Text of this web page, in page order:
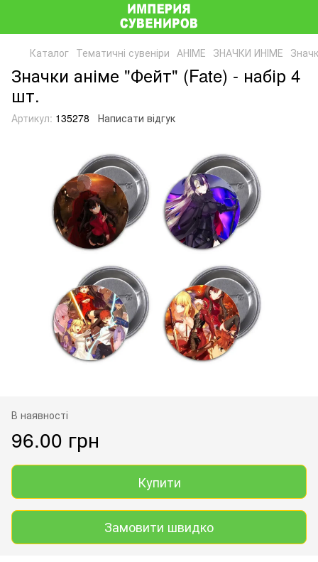
Каталог Тематичні сувеніри АНІМЕ ЗНАЧКИ ИНІМЕ
Значки аніме "Фейт" (Fate) - набір 4
шт.
Артикул: 135278 Написати відгук
В наявності
96.00 грн
Купити
Замовити швидко